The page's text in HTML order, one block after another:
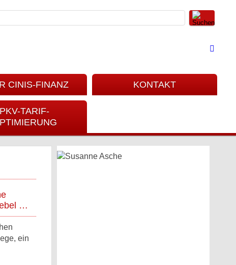
CINIS-FINANZ KONTAKT
PKV-TARIF-
…
ein